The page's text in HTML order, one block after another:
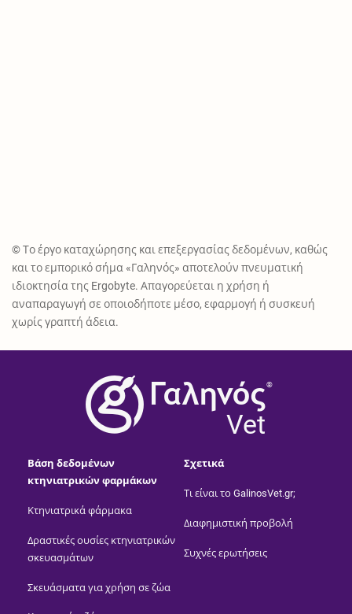
© Το έργο καταχώρησης και επεξεργασίας δεδομένων, καθώς
και το εμπορικό σήμα «Γαληνός» αποτελούν πνευματική
ιδιοκτησία της Ergobyte. Απαγορεύεται η χρήση ή
αναπαραγωγή σε οποιοδήποτε μέσο, εφαρμογή ή συσκευή
χωρίς γραπτή άδεια.
®
Vet
Βάση δεδομένων
κτηνιατρικών φαρμάκων
Κτηνιατρικά φάρμακα
Δραστικές ουσίες κτηνιατρικών
σκευασμάτων
Σκευάσματα για χρήση σε ζώα
Σχετικά
Τι είναι το GalinosVet.gr;
Διαφημιστική προβολή
Συχνές ερωτήσεις